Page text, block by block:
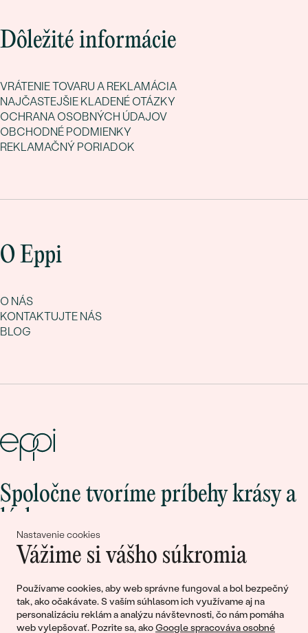
Nastavenie cookies
Vážime si vášho súkromia
Používame cookies, aby web správne fungoval a bol bezpečný
tak, ako očakávate. S vaším súhlasom ich využívame aj na
personalizáciu reklám a analýzu návštevnosti, čo nám pomáha
web vylepšovať. Pozrite sa, akoGoogle spracováva osobné
Dôležité informácie
VRÁTENIE TOVARU A REKLAMÁCIA
NAJČASTEJŠIE KLADENÉ OTÁZKY
OCHRANA OSOBNÝCH ÚDAJOV
OBCHODNÉ PODMIENKY
REKLAMAČNÝ PORIADOK
O Eppi
O NÁS
KONTAKTUJTE NÁS
BLOG
Spoločne tvoríme príbehy krásy a
lásky
Pripojte sa k nám!